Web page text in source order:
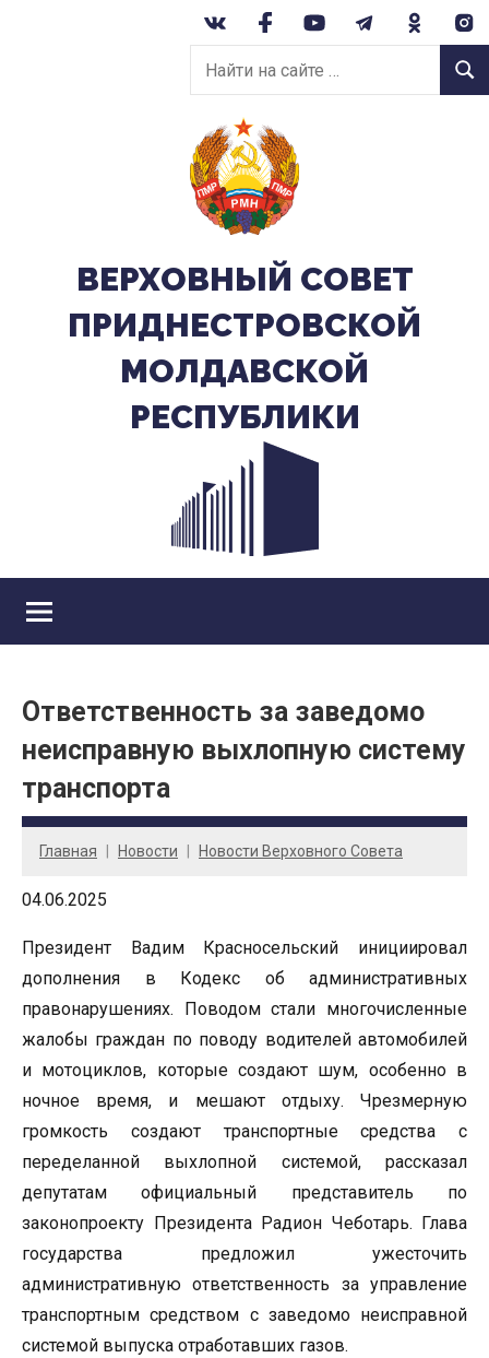
Найти
на
сайте:
ВЕРХОВНЫЙ CОВЕТ
ПРИДНЕСТРОВСКОЙ
МОЛДАВСКОЙ
РЕСПУБЛИКИ
Ответственность за заведомо
неисправную выхлопную систему
транспорта
Главная Новости Новости Верховного Совета
04.06.2025
Президент Вадим Красносельский инициировал
дополнения в Кодекс об административных
правонарушениях. Поводом стали многочисленные
жалобы граждан по поводу водителей автомобилей
и мотоциклов, которые создают шум, особенно в
ночное время, и мешают отдыху. Чрезмерную
громкость создают транспортные средства с
переделанной выхлопной системой, рассказал
депутатам официальный представитель по
законопроекту Президента Радион Чеботарь. Глава
государства предложил ужесточить
административную ответственность за управление
транспортным средством с заведомо неисправной
системой выпуска отработавших газов.